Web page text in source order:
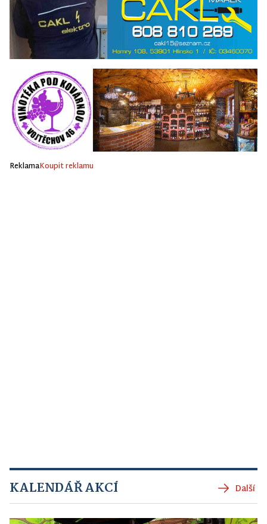
ReklamaKoupit reklamu
KALENDÁŘ AKCÍ Další